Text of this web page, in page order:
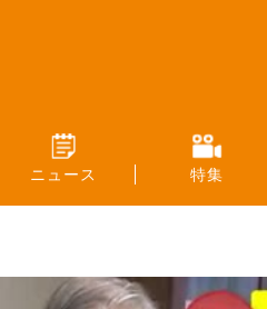
ニュース 特集